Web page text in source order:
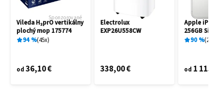
Sponzorované
Vileda H₂prO vertikálny
plochý mop 175774
94% 45x
od 36,10 €
Electrolux
EXP26U558CW
338,00 €
Apple
256GB
90% 25
od 1